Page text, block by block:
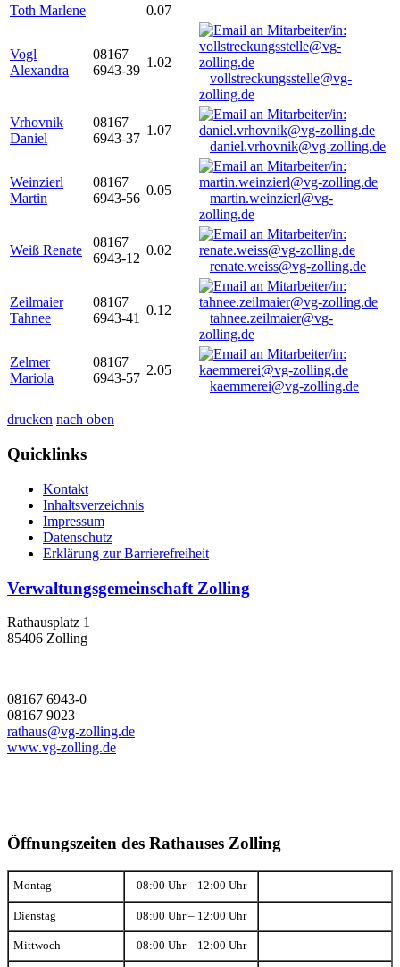
Toth Marlene
0.07
Vogl
Alexandra
08167
6943-39
1.02
vollstreckungsstelle@vg-
zolling.de
Vrhovnik
Daniel
08167
6943-37
1.07
daniel.vrhovnik@vg-zolling.de
Weinzierl
Martin
08167
6943-56
0.05
martin.weinzierl@vg-
zolling.de
Weiß Renate
08167
6943-12
0.02
renate.weiss@vg-zolling.de
Zeilmaier
Tahnee
08167
6943-41
0.12
tahnee.zeilmaier@vg-
zolling.de
Zelmer
Mariola
08167
6943-57
2.05
kaemmerei@vg-zolling.de
drucken nach oben
Quicklinks
Kontakt
Inhaltsverzeichnis
Impressum
Datenschutz
Erklärung zur Barrierefreiheit
Verwaltungsgemeinschaft Zolling
Rathausplatz 1
85406 Zolling
08167 6943-0
08167 9023
rathaus@vg-zolling.de
www.vg-zolling.de
Öffnungszeiten des Rathauses Zolling
Montag 08:00 Uhr – 12:00 Uhr
Dienstag 08:00 Uhr – 12:00 Uhr
Mittwoch 08:00 Uhr – 12:00 Uhr